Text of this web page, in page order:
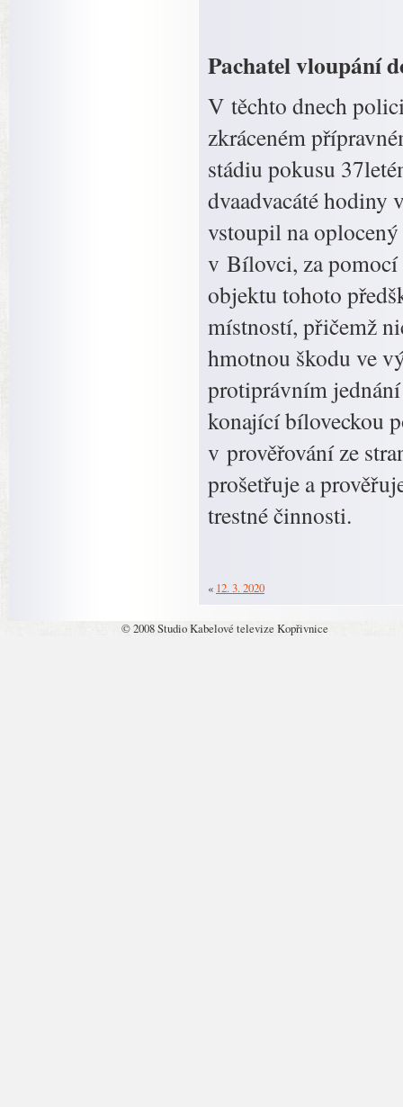
Pachatel vloupání
V těchto dnech
zkráceném
stádiu pokusu
dvaadvacáté hodiny
vstoupil na
v Bílovci, za
objektu tohoto
místností, přičemž
hmotnou škodu ve
protiprávním
konající bíloveckou
v prověřování ze
prošetřuje a
trestné činnosti.
« 12. 3. 2020
© 2008 Studio Kabelové televize Kopřivnice